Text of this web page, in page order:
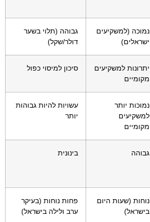
נמוכה (למשקיעים
ישראלים)
גבוהה (תלוי בשער
דולר/שקל)
יתרונות למשקיעים
מקומיים
סיכון למיסוי כפול
נמוכות יותר
למשקיעים
מקומיים
עשויות להיות גבוהות
יותר
גבוהה בינונית
נוחות (שעות היום
בישראל)
פחות נוחות (בעיקר
ערב ולילה בישראל)